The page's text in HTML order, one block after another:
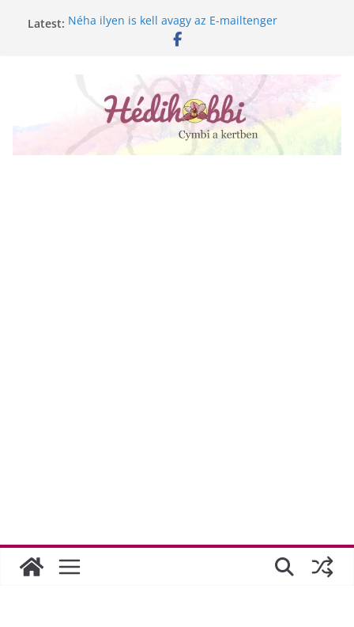
Latest: Néha ilyen is kell avagy az E-mailtenger
Golgotavirág nevelése magról
A lepkeorchidea és a fűtésszezon